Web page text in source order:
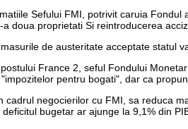
Sefului FMI, potrivit caruia
doua proprietati Si reintroducerea
de austeritate acceptate statul
France 2, seful Fondului
pentru bogati", dar ca
cadrul negocierilor cu FMI, sa reduca
bugetar ar ajunge la 9,1% din